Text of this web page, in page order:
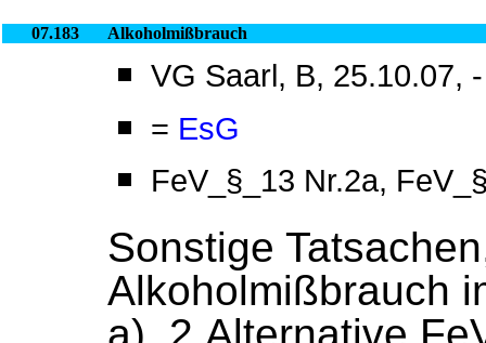
07.183 Alkoholmißbrauch
VG Saarl, B, 25.10.07,
= EsG
FeV_§_13 Nr.2a,
Sonstige
Alkoholmißbrauch
a), 2.Alternative